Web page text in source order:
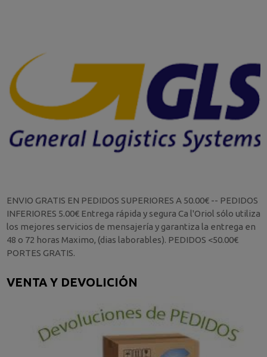
ENVIO GRATIS EN PEDIDOS SUPERIORES A 50.00€ -- PEDIDOS
INFERIORES 5.00€ Entrega rápida y segura Ca l'Oriol sólo utiliza
los mejores servicios de mensajería y garantiza la entrega en
48 o 72 horas Maximo, (dias laborables). PEDIDOS <50.00€
PORTES GRATIS.
VENTA Y DEVOLICIÓN